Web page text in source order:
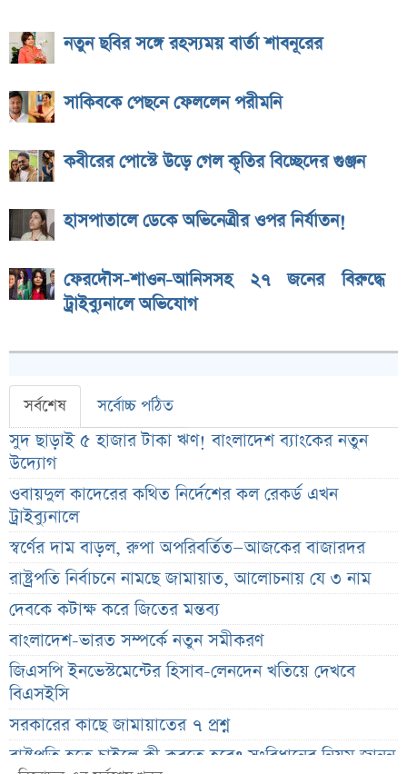
নতুন ছবির সঙ্গে রহস্যময় বার্তা শাবনূরের
সাকিবকে পেছনে ফেললেন পরীমনি
কবীরের পোস্টে উড়ে গেল কৃতির বিচ্ছেদের গুঞ্জন
হাসপাতালে ডেকে অভিনেত্রীর ওপর নির্যাতন!
ফেরদৌস-শাওন-আনিসসহ ২৭ জনের বিরুদ্ধে
ট্রাইব্যুনালে অভিযোগ
সর্বশেষ সর্বোচ্চ পঠিত
সুদ ছাড়াই ৫ হাজার টাকা ঋণ! বাংলাদেশ ব্যাংকের নতুন
উদ্যোগ
ওবায়দুল কাদেরের কথিত নির্দেশের কল রেকর্ড এখন
ট্রাইব্যুনালে
স্বর্ণের দাম বাড়ল, রুপা অপরিবর্তিত—আজকের বাজারদর
রাষ্ট্রপতি নির্বাচনে নামছে জামায়াত, আলোচনায় যে ৩ নাম
দেবকে কটাক্ষ করে জিতের মন্তব্য
বাংলাদেশ-ভারত সম্পর্কে নতুন সমীকরণ
জিএসপি ইনভেস্টমেন্টের হিসাব-লেনদেন খতিয়ে দেখবে
বিএসইসি
সরকারের কাছে জামায়াতের ৭ প্রশ্ন
রাষ্ট্রপতি হতে চাইলে কী করতে হবে? সংবিধানের নিয়ম জানুন